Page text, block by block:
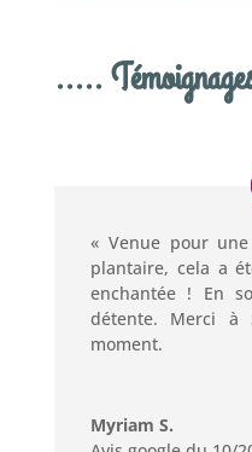
.....
« Venue pour
plantaire, cela a
enchantée ! En
détente. Merci à
moment.
Myriam S.